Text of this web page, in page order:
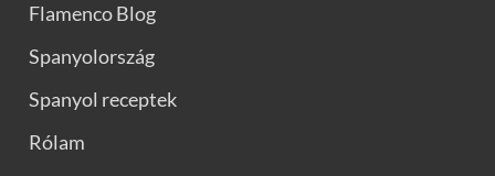
Flamenco Blog
Spanyolország
Spanyol receptek
Rólam